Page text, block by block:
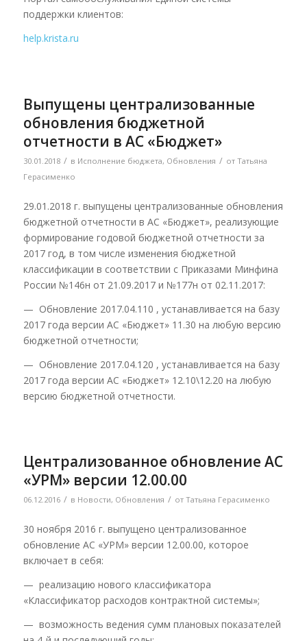
поддержки клиентов:
help.krista.ru
Выпущены централизованные
обновления бюджетной
отчетности в АС «Бюджет»
30.01.2018 / в Исполнение бюджета, Обновления / от Татьяна
Герасименко
29.01.2018 г. выпущены централизованные обновления
бюджетной отчетности в АС «Бюджет», реализующие
формирование годовой бюджетной отчетности за
2017 год, в том числе изменения бюджетной
классификации в соответствии с Приказами Минфина
России №146н от 21.09.2017 и №177н от 02.11.2017:
— Обновление 2017.04.110 , устанавливается на базу
2017 года версии АС «Бюджет» 11.30 на любую версию
бюджетной отчетности;
— Обновление 2017.04.120 , устанавливается на базу
2017 года версии АС «Бюджет» 12.10\12.20 на любую
версию бюджетной отчетности.
Централизованное обновление АС
«УРМ» версии 12.00.00
06.12.2016 / в Новости, Обновления / от Татьяна Герасименко
30 ноября 2016 г. выпущено централизованное
обновление АС «УРМ» версии 12.00.00, которое
включает в себя:
— реализацию нового классификатора
«Классификатор расходов контрактной системы»;
— возможность ведения сумм плановых показателей